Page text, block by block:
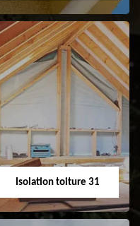
Nettoyage et pose
Isolation toiture 31